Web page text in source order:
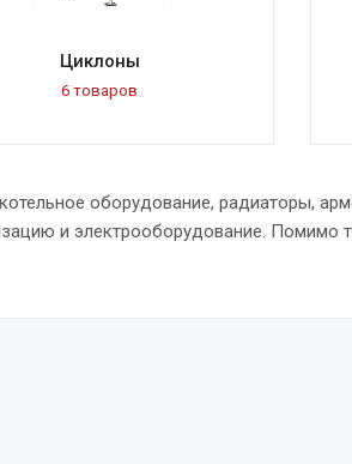
Циклоны
6 товаров
оборудование, радиаторы,
и электрооборудование.